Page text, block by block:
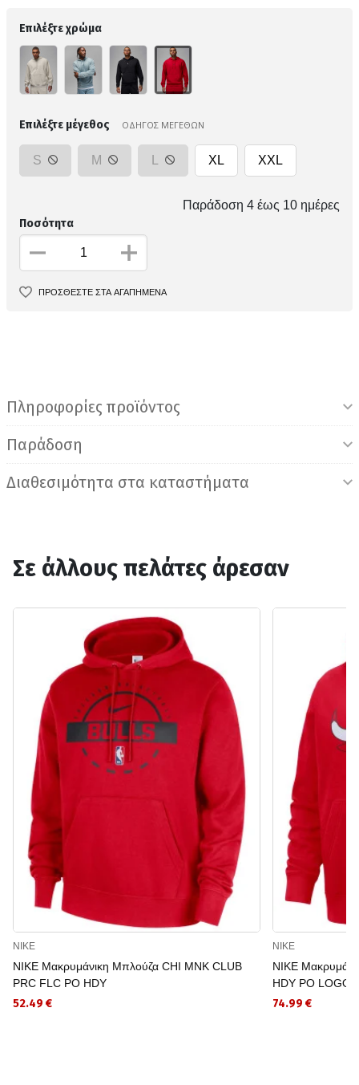
Επιλέξτε χρώμα
Επιλέξτε μέγεθος ΟΔΗΓΟΣ ΜΕΓΕΘΩΝ
S M XL XXL
Παράδοση 4 έως 10 ημέρες
Ποσότητα
ΠΡΟΣΘΕΣΤΕ ΣΤΑ ΑΓΑΠΗΜΕΝΑ
Πληροφορίες προϊόντος
Παράδοση
Διαθεσιμότητα στα καταστήματα
Σε άλλους πελάτες άρεσαν
NIKE
NIKE Μακρυμάνικη Μπλούζα CHI MNK CLUB
PRC FLC PO HDY
52.49 €
NIKE
NIKE
HDY PO LOGO
74.99 €